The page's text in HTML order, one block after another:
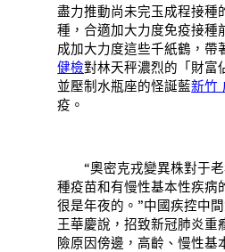
盡力推動尚未完玉成程接種
種，合適加大力度免疫接種
成加大力度這些千紙鶴，帶
健檢對林天秤濃烈的「財富
並壓制水瓶座的怪誕藍新竹
疫。
“奧密克戎變異株對于老
種疫苗和有慢性基本性疾病
很是年夜的。”中國疾控中
王華慶說，招致新冠肺炎重
險原因傍邊，高齡、慢性基